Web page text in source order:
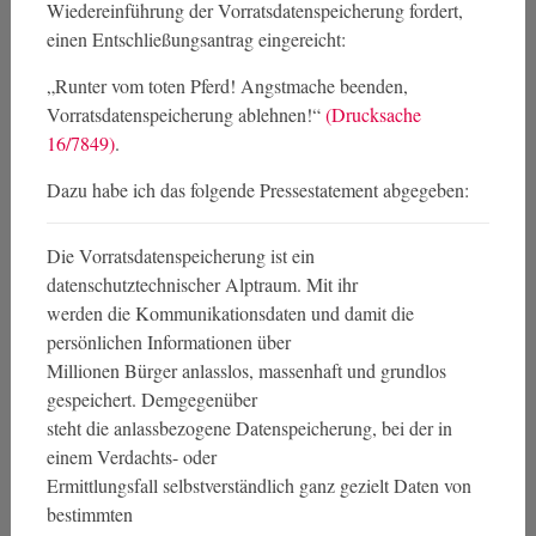
Wiedereinführung der Vorratsdatenspeicherung fordert,
einen Entschließungsantrag eingereicht:
„Runter vom toten Pferd! Angstmache beenden,
Vorratsdatenspeicherung ablehnen!“(Drucksache
16/7849).
Dazu habe ich das folgende Pressestatement abgegeben:
Die Vorratsdatenspeicherung ist ein
datenschutztechnischer Alptraum. Mit ihr
werden die Kommunikationsdaten und damit die
persönlichen Informationen über
Millionen Bürger anlasslos, massenhaft und grundlos
gespeichert. Demgegenüber
steht die anlassbezogene Datenspeicherung, bei der in
einem Verdachts- oder
Ermittlungsfall selbstverständlich ganz gezielt Daten von
bestimmten